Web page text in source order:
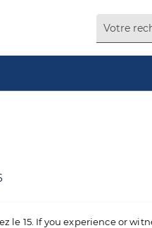
le 15. If you experience or